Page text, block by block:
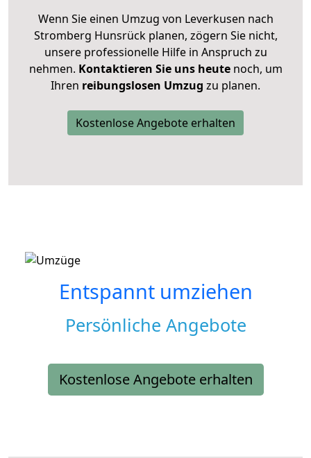
Wenn Sie einen Umzug von Leverkusen nach
Stromberg Hunsrück planen, zögern Sie nicht,
unsere professionelle Hilfe in Anspruch zu
nehmen. Kontaktieren Sie uns heutenoch, um
Ihren reibungslosen Umzug zu planen.
Kostenlose Angebote erhalten
Entspannt umziehen
Persönliche Angebote
Kostenlose Angebote erhalten